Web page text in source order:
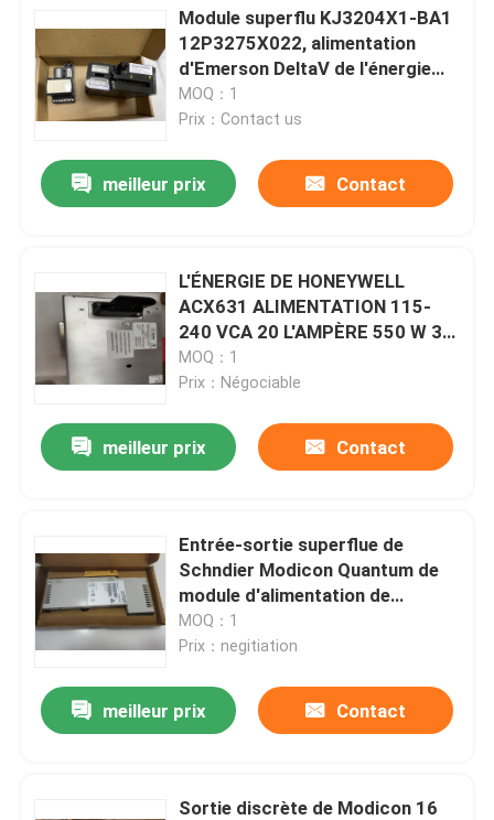
Module superflu KJ3204X1-BA1
12P3275X022, alimentation
d'Emerson DeltaV de l'énergie
VE4002S1T2B5
MOQ：1
Prix：Contact us
meilleur prix Contact
L'ÉNERGIE DE HONEYWELL
ACX631 ALIMENTATION 115-
240 VCA 20 L'AMPÈRE 550 W 35
MA 50/60 HERTZ
MOQ：1
Prix：Négociable
meilleur prix Contact
Entrée-sortie superflue de
Schndier Modicon Quantum de
module d'alimentation de
l'énergie 140DRC83000
MOQ：1
Prix：negitiation
meilleur prix Contact
Sortie discrète de Modicon 16